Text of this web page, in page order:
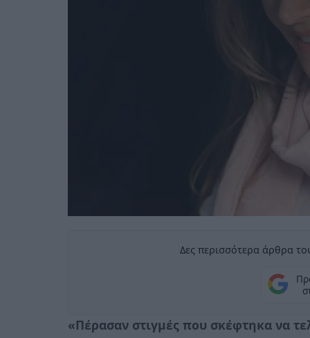
Δες περισσότερα άρθρα
«Πέρασαν στιγμές που σκέφτηκα να